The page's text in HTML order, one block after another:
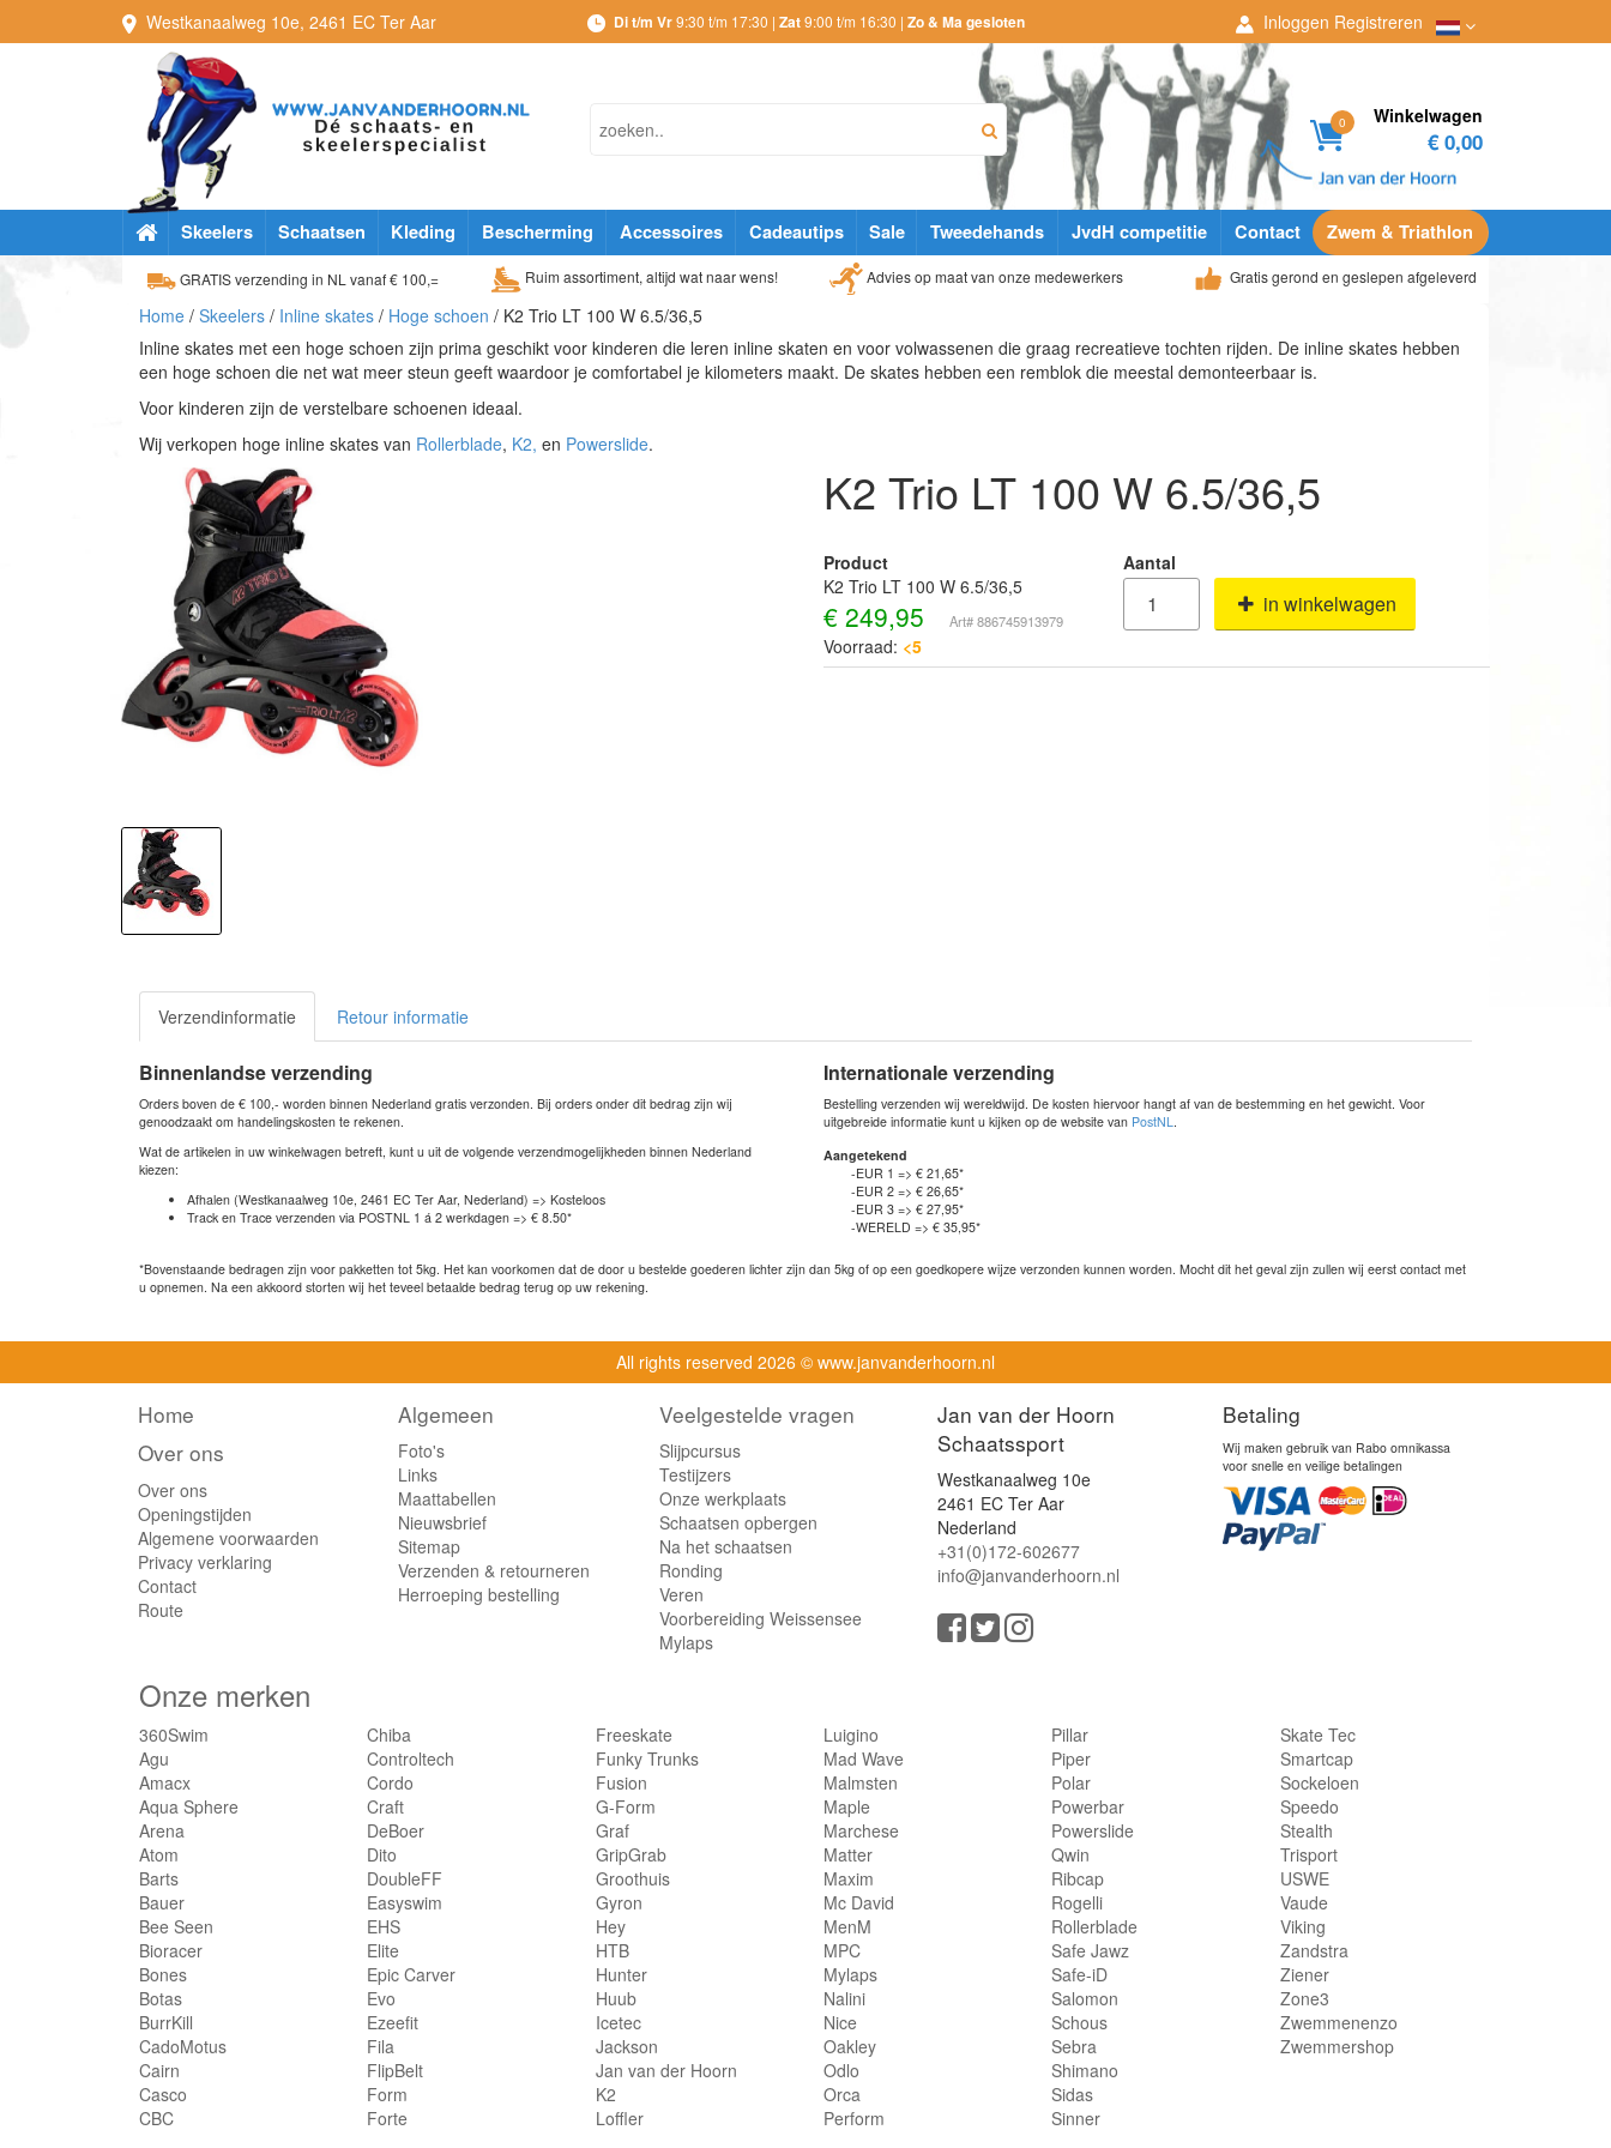
Westkanaalweg 10e, 2461 EC Ter Aar Di t/m Vr9:30 t/m 17:30 | Zat9:00 t/m 16:30 | Zo & Ma gesloten Inloggen Registreren
0 Winkelwagen
€ 0,00
Skeelers Schaatsen Kleding Bescherming Accessoires Cadeautips Sale Tweedehands JvdH competitie Contact Zwem & Triathlon
GRATIS verzending in NL vanaf € 100,= Ruim assortiment, altijd wat naar wens! Advies op maat van onze medewerkers Gratis gerond en geslepen afgeleverd
Home / Skeelers / Inline skates / Hoge schoen / K2 Trio LT 100 W 6.5/36,5
Inline skates met een hoge schoen zijn prima geschikt voor kinderen die leren inline skaten en voor volwassenen die graag recreatieve tochten rijden. De inline skates hebben
een hoge schoen die net wat meer steun geeft waardoor je comfortabel je kilometers maakt. De skates hebben een remblok die meestal demonteerbaar is.
Voor kinderen zijn de verstelbare schoenen ideaal.
Wij verkopen hoge inline skates van Rollerblade, K2, en Powerslide.
K2 Trio LT 100 W 6.5/36,5
Product
Aantal
K2 Trio LT 100 W 6.5/36,5
€ 249,95 Art# 886745913979
in winkelwagen
Voorraad: <5
Verzendinformatie Retour informatie
Binnenlandse verzending
Orders boven de € 100,- worden binnen Nederland gratis verzonden. Bij orders onder dit bedrag zijn wij
genoodzaakt om handelingskosten te rekenen.
Wat de artikelen in uw winkelwagen betreft, kunt u uit de volgende verzendmogelijkheden binnen Nederland
kiezen:
Afhalen (Westkanaalweg 10e, 2461 EC Ter Aar, Nederland) => Kosteloos
Track en Trace verzenden via POSTNL 1 á 2 werkdagen => € 8.50*
Internationale verzending
Bestelling verzenden wij wereldwijd. De kosten hiervoor hangt af van de bestemming en het gewicht. Voor
uitgebreide informatie kunt u kijken op de website van PostNL
Aangetekend
-EUR 1 => € 21,65*
-EUR 2 => € 26,65*
-EUR 3 => € 27,95*
-WERELD => € 35,95*
*Bovenstaande bedragen zijn voor pakketten tot 5kg. Het kan voorkomen dat de door u bestelde goederen lichter zijn dan 5kg of op een goedkopere wijze verzonden kunnen worden. Mocht dit het geval zijn zullen wij eerst contact met
u opnemen. Na een akkoord storten wij het teveel betaalde bedrag terug op uw rekening.
All rights reserved 2026 © www.janvanderhoorn.nl
Home
Over ons
Over ons
Openingstijden
Algemene voorwaarden
Privacy verklaring
Contact
Route
Algemeen
Foto's
Links
Maattabellen
Nieuwsbrief
Sitemap
Verzenden & retourneren
Herroeping bestelling
Veelgestelde vragen
Slijpcursus
Testijzers
Onze werkplaats
Schaatsen opbergen
Na het schaatsen
Ronding
Veren
Voorbereiding Weissensee
Mylaps
Jan van der Hoorn
Schaatssport
Westkanaalweg 10e
2461 EC Ter Aar
Nederland
+31(0)172-602677
info@janvanderhoorn.nl
Betaling
Wij maken gebruik van Rabo omnikassa
voor snelle en veilige betalingen
Onze merken
360Swim
Agu
Amacx
Aqua Sphere
Arena
Atom
Barts
Bauer
Bee Seen
Bioracer
Bones
Botas
BurrKill
CadoMotus
Cairn
Casco
CBC
Chiba
Controltech
Cordo
Craft
DeBoer
Dito
DoubleFF
Easyswim
EHS
Elite
Epic Carver
Evo
Ezeefit
Fila
FlipBelt
Form
Forte
Freeskate
Funky Trunks
Fusion
G-Form
Graf
GripGrab
Groothuis
Gyron
Hey
HTB
Hunter
Huub
Icetec
Jackson
Jan van der Hoorn
K2
Loffler
Luigino
Mad Wave
Malmsten
Maple
Marchese
Matter
Maxim
Mc David
MenM
MPC
Mylaps
Nalini
Nice
Oakley
Odlo
Orca
Perform
Pillar
Piper
Polar
Powerbar
Powerslide
Qwin
Ribcap
Rogelli
Rollerblade
Safe Jawz
Safe-iD
Salomon
Schous
Sebra
Shimano
Sidas
Sinner
Skate Tec
Smartcap
Sockeloen
Speedo
Stealth
Trisport
USWE
Vaude
Viking
Zandstra
Ziener
Zone3
Zwemmenenzo
Zwemmershop